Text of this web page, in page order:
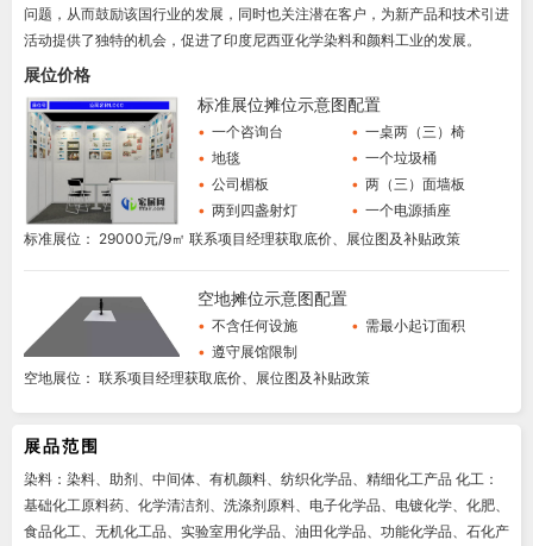
问题，从而鼓励该国行业的发展，同时也关注潜在客户，为新产品和技术引进
活动提供了独特的机会，促进了印度尼西亚化学染料和颜料工业的发展。
展位价格
标准展位摊位示意图配置
• 一个咨询台 • 一桌两（三）椅
• 地毯 • 一个垃圾桶
• 公司楣板 • 两（三）面墙板
• 两到四盏射灯 • 一个电源插座
标准展位： 29000元/9㎡ 联系项目经理获取底价、展位图及补贴政策
空地摊位示意图配置
• 不含任何设施 • 需最小起订面积
• 遵守展馆限制
空地展位： 联系项目经理获取底价、展位图及补贴政策
展品范围
染料：染料、助剂、中间体、有机颜料、纺织化学品、精细化工产品 化工：
基础化工原料药、化学清洁剂、洗涤剂原料、电子化学品、电镀化学、化肥、
食品化工、无机化工品、实验室用化学品、油田化学品、功能化学品、石化产